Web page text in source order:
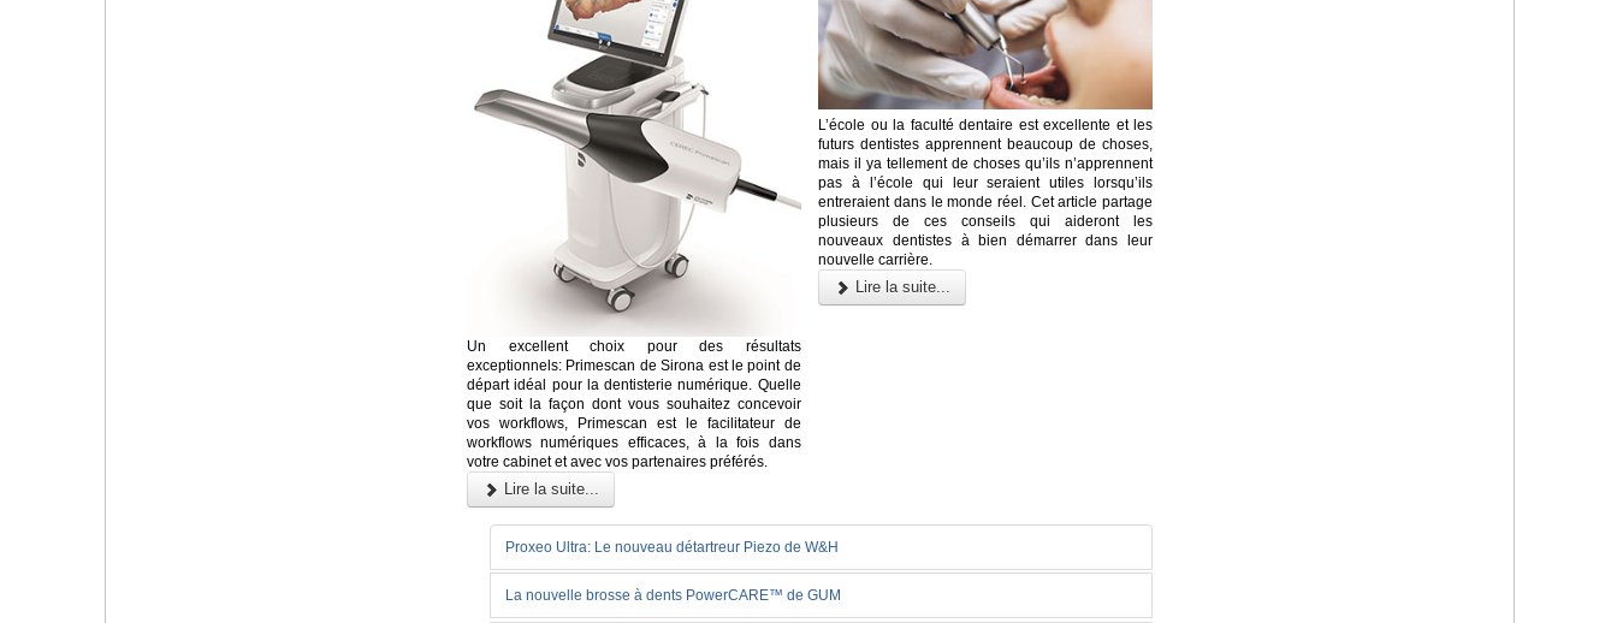
Un excellent choix pour des résultats
exceptionnels: Primescan de Sirona est le point de
départ idéal pour la dentisterie numérique. Quelle
que soit la façon dont vous souhaitez concevoir
vos workflows, Primescan est le facilitateur de
workflows numériques efficaces, à la fois dans
votre cabinet et avec vos partenaires préférés.
Lire la suite...
L’école ou la faculté dentaire est excellente et les
futurs dentistes apprennent beaucoup de choses,
mais il ya tellement de choses qu’ils n’apprennent
pas à l’école qui leur seraient utiles lorsqu’ils
entreraient dans le monde réel. Cet article partage
plusieurs de ces conseils qui aideront les
nouveaux dentistes à bien démarrer dans leur
nouvelle carrière.
Lire la suite...
Proxeo Ultra: Le nouveau détartreur Piezo de W&H
La nouvelle brosse à dents PowerCARE™ de GUM